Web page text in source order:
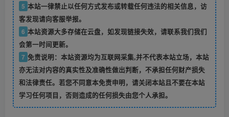
5 本站一律禁止以任何方式发布或转载任何违法的相关信息，访
客发现请向客服举报。
6 本站资源大多存储在云盘，如发现链接失效，请联系我们我们
会第一时间更新。
7 免责说明：本站资源均为互联网采集,并不代表本站立场，本站
亦无法对内容的真实性及准确性做出判断，不承担任何财产损失
和法律责任。若您不同意本免责申明，请关闭本站且不要在本站
学习任何项目，否则造成的任何损失由您个人承担。